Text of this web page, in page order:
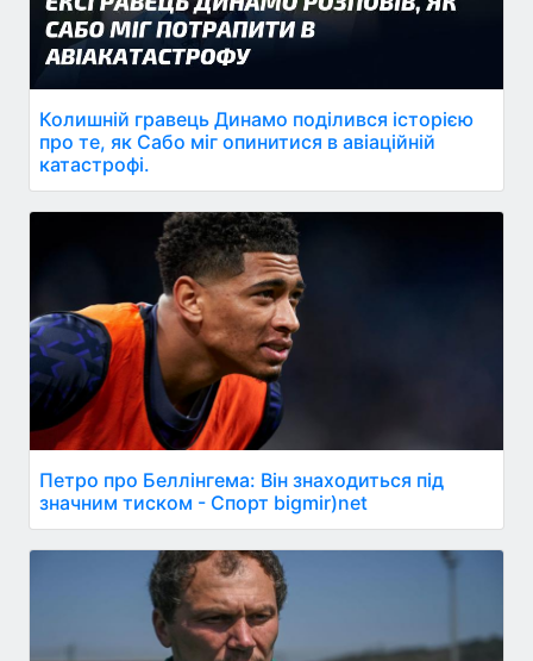
Колишній гравець Динамо поділився історією
про те, як Сабо міг опинитися в авіаційній
катастрофі.
Петро про Беллінгема: Він знаходиться під
значним тиском - Спорт bigmir)net